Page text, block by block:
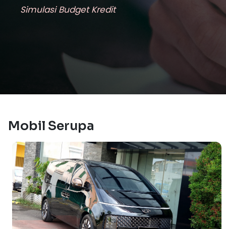
Simulasi Budget Kredit
Mobil Serupa